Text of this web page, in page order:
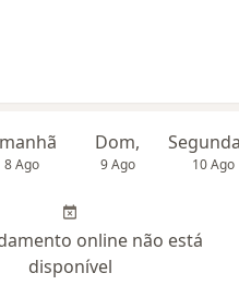
8 Ago
Dom,
9 Ago 10 Ago
online não está
disponível